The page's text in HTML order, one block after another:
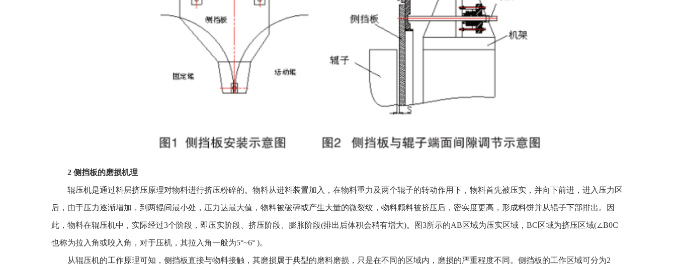
2 侧挡板的磨损机理
辊压机是通过料层挤压原理对物料进行挤压粉碎的。物料从进料装置加入，在物料重力及两个辊子的转动作用下，物料首先被压实，并向下前进，进入压力区
后，由于压力逐渐增加，到两辊间最小处，压力达最大值，物料被破碎或产生大量的微裂纹，物料颗料被挤压后，密实度更高，形成料饼并从辊子下部排出。因
此，物料在辊压机中，实际经过3个阶段，即压实阶段、挤压阶段、膨胀阶段(排出后体积会稍有增大)。图3所示的AB区域为压实区域，BC区域为挤压区域(∠B0C
也称为拉入角或咬入角，对于压机，其拉入角一般为5°~6° )。
从辊压机的工作原理可知，侧挡板直接与物料接触，其磨损属于典型的磨料磨损，只是在不同的区域内，磨损的严重程度不同。侧挡板的工作区域可分为2